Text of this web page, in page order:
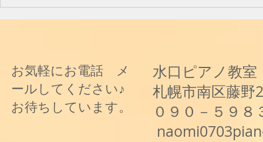
お気軽にお電話 メ
ールしてください♪
お待ちしています。
水口ピアノ教室
札幌市南区藤野
０９０－５９８